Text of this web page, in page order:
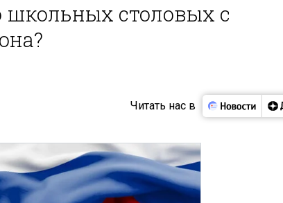
столовых с
Читать нас в